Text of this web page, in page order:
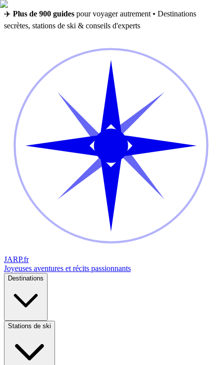
✈️ Plus de 900 guides pour voyager autrement • Destinations
secrètes, stations de ski & conseils d'experts
JARP.fr
Joyeuses aventures et récits passionnants
Destinations
Stations de ski